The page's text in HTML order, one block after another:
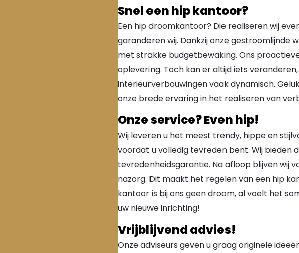
Snel een hip kantoor?
Een hip droomkantoor? Die realiseren wij
garanderen wij. Dankzij onze gestroomlijnde
met strakke budgetbewaking. Ons
oplevering. Toch kan er altijd iets
interieurverbouwingen vaak dynamisch.
onze brede ervaring in het realiseren van
Onze service? Even hip!
Wij leveren u het meest trendy, hippe en
voordat u volledig tevreden bent. Wij bieden
tevredenheidsgarantie. Na afloop blijven wij
nazorg. Dit maakt het regelen van een hip
kantoor is bij ons geen droom, al voelt het
uw nieuwe inrichting!
Vrijblijvend advies!
Onze adviseurs geven u graag originele